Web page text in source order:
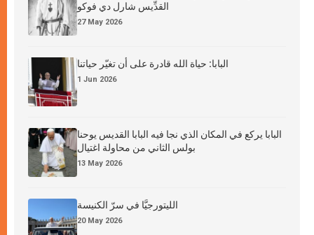
القدِّيس شارل دي فوكو
27 May 2026
البابا: حياة الله قادرة على أن تغيّر حياتنا
1 Jun 2026
البابا يركع في المكان الذي نجا فيه البابا القديس يوحنا
بولس الثاني من محاولة اغتيال
13 May 2026
الليتورجيَّا في سرّ الكنيسة
20 May 2026